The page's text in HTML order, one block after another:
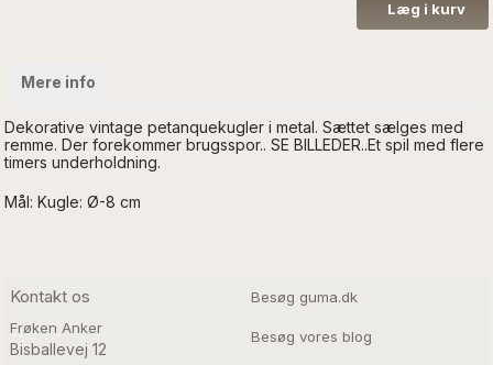
Mere info
Dekorative vintage petanquekugler i metal. Sættet sælges med
remme. Der forekommer brugsspor.. SE BILLEDER..Et spil med flere
timers underholdning.
Mål: Kugle: Ø-8 cm
Kontakt os
Frøken Anker
Bisballevej 12
Besøg guma.dk
Besøg vores blog